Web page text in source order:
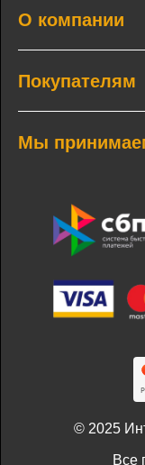
О компании
Покупателям
Мы
© 2025
Все